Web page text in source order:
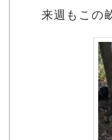
来週もこの